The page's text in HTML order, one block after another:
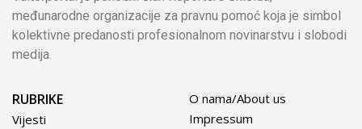
međunarodne organizacije za pravnu pomoć koja je simbol
kolektivne predanosti profesionalnom novinarstvu i slobodi
medija.
RUBRIKE
Vijesti
O nama/About us
Impressum